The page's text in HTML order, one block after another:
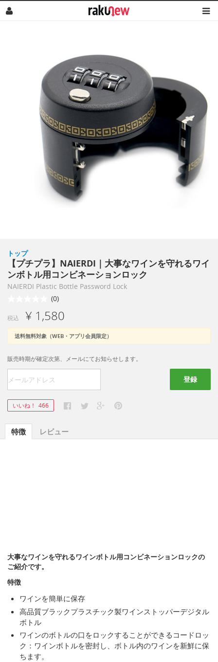
トップ
【プチプラ】NAIERDI｜大事なワインを守れるワイ
ンボトル用コンビネーションロック
NAIERDI Plastic Bottle Password Lock
(0)
税込 ¥ 1,580
送料無料対象（WEB・アプリ会員限定）
販売時期が確定次第、メールにてお知らせします。
登録
いいね！ 466
特徴 レビュー
大事なワインを守れるワインボトル用コンビネーションロックの
ご紹介です。
特徴
ワインを簡単に保存
高品質ブラックプラスチック製ワインストッパーデジタル
ボトル
ワインのボトルの口をロックすることができるコードロッ
ク：ワインボトルを密封し、ボトル内のワインを新鮮に保
ちます。